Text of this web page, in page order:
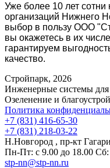
Уже более 10 лет сотни
организаций Нижнего
выбор в пользу ООО
вы окажетесь в их
гарантируем
качество.
Стройпарк, 2026
Инженерные системы для
Озеленение и
Политика
+7 (831) 416-65-30
+7 (831) 218-03-22
Н.Новгород , пр-кт
Пн-Пт: с 9.00 до 18.00 Сб:
stp-nn@stp-nn.ru